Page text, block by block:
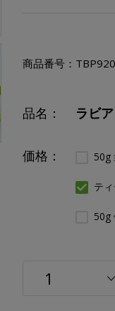
商品番号：
品名： ラビ
価格： 50g
テ
50g